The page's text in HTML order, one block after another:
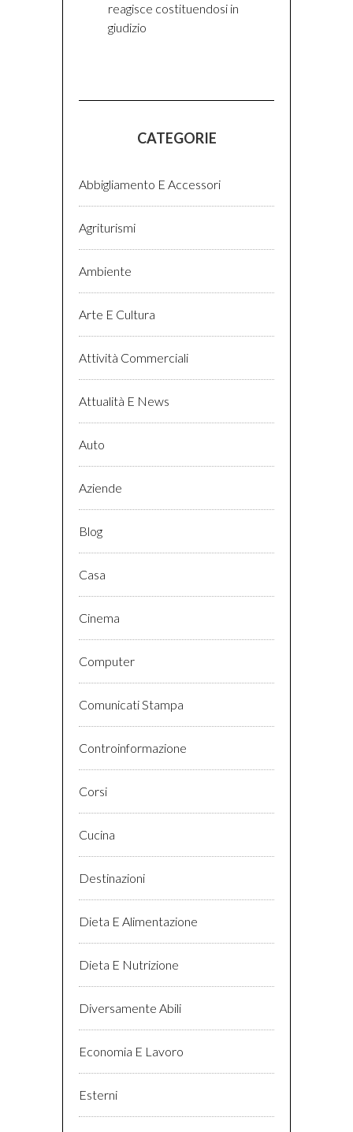
reagisce costituendosi in
giudizio
CATEGORIE
Abbigliamento E Accessori
Agriturismi
Ambiente
Arte E Cultura
Attività Commerciali
Attualità E News
Auto
Aziende
Blog
Casa
Cinema
Computer
Comunicati Stampa
Controinformazione
Corsi
Cucina
Destinazioni
Dieta E Alimentazione
Dieta E Nutrizione
Diversamente Abili
Economia E Lavoro
Esterni